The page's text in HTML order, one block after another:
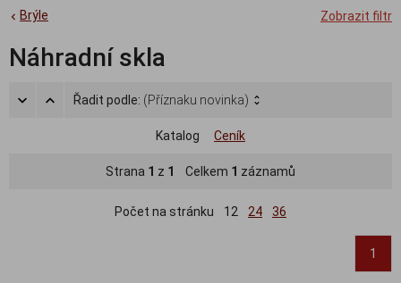
Zobrazit filtr
Brýle
Náhradní skla
Řadit podle: (Příznaku novinka)
Katalog Ceník
Strana 1 z 1 Celkem 1 záznamů
Počet na stránku 12 24 36
1